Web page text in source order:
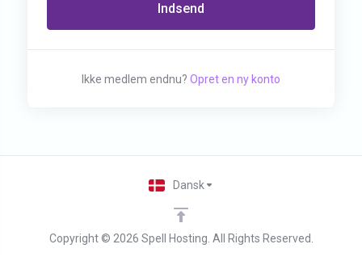
Indsend
Ikke medlem endnu? Opret en ny konto
Copyright © 2026 Spell Hosting. All Rights Reserved.
Dansk